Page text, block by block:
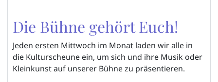
Die Bühne gehört Euch!
Jeden ersten Mittwoch im Monat laden wir alle in
die Kulturscheune ein, um sich und ihre Musik oder
Kleinkunst auf unserer Bühne zu präsentieren.